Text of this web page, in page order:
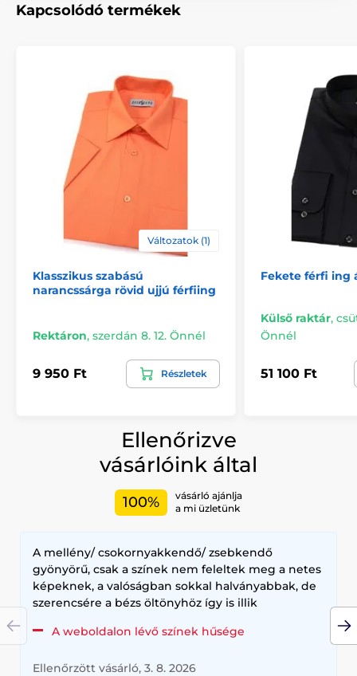
Kapcsolódó termékek
Változatok (1)
Klasszikus szabású
narancssárga rövid ujjú férfiing
Rektáron, szerdán 8. 12. Önnél
9 950 Ft Részletek
Fekete férfi ing
Külső raktár,
Önnél
51 100 Ft
Ellenőrizve
vásárlóink által
100%
vásárló ajánlja
a mi üzletünk
A mellény/ csokornyakkendő/ zsebkendő
gyönyörű, csak a színek nem feleltek meg a netes
képeknek, a valóságban sokkal halványabbak, de
szerencsére a bézs öltönyhöz így is illik
A weboldalon lévő színek hűsége
Ellenőrzött vásárló, 3. 8. 2026